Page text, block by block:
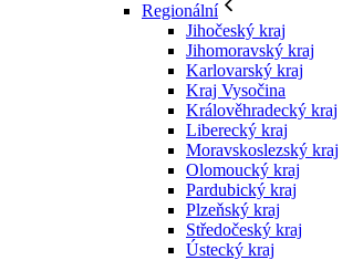
Regionální
Jihočeský kraj
Jihomoravský kraj
Karlovarský kraj
Kraj Vysočina
Králověhradecký kraj
Liberecký kraj
Moravskoslezský kraj
Olomoucký kraj
Pardubický kraj
Plzeňský kraj
Středočeský kraj
Ústecký kraj